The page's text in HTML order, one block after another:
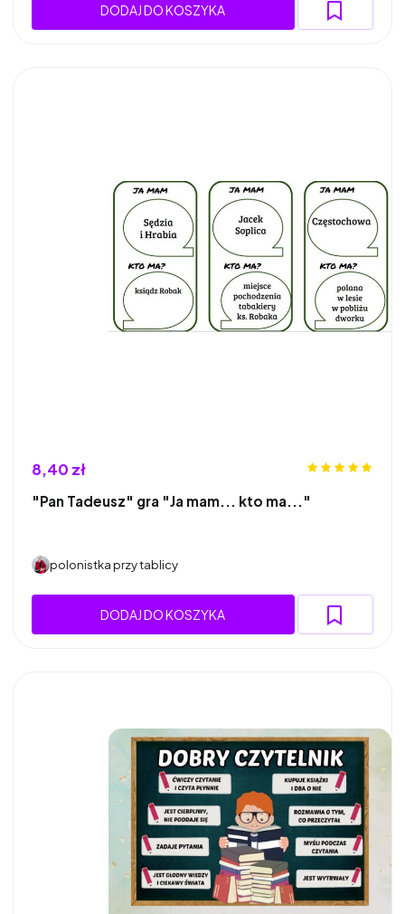
DODAJ DO KOSZYKA
8,40 zł
"Pan Tadeusz" gra "Ja mam... kto ma..."
polonistka przy tablicy
DODAJ DO KOSZYKA